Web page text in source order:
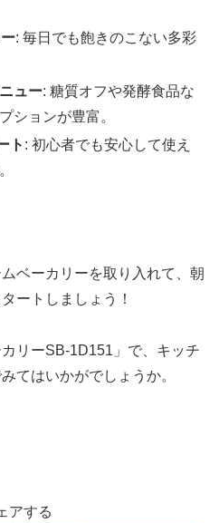
: 毎日でも飽きのこない多彩
ュー: 糖質オフや発酵食品な
ションが豊富。
ト : 初心者でも安心して使え
ベーカリーを取り入れて、朝
ートしましょう！
リーSB-1D151」で、キッチ
てはいかがでしょうか。
アする